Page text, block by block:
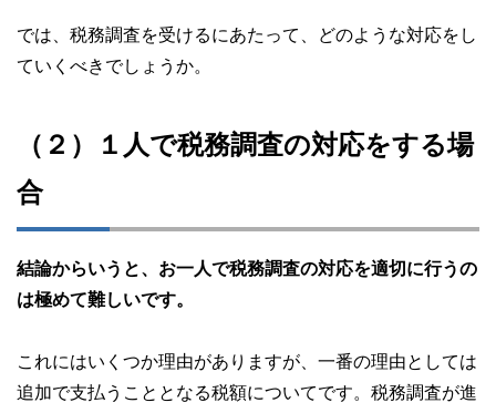
では、税務調査を受けるにあたって、どのような対応をし
ていくべきでしょうか。
（２）１人で税務調査の対応をする場
合
結論からいうと、お一人で税務調査の対応を適切に行うの
は極めて難しいです。
これにはいくつか理由がありますが、一番の理由としては
追加で支払うこととなる税額についてです。税務調査が進